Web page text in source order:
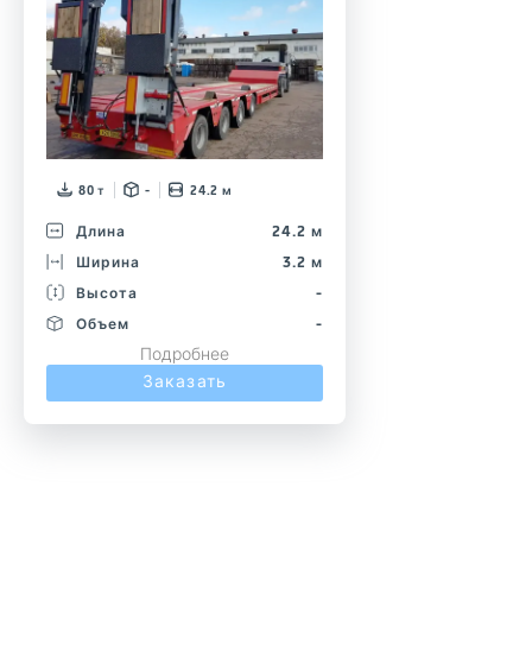
80 т - 24.2 м
Длина
24.2 м
Ширина
3.2 м
Высота
-
Объем
-
Подробнее
Заказать